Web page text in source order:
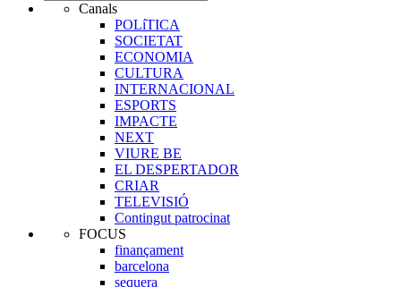
Canals
POLíTICA
SOCIETAT
ECONOMIA
CULTURA
INTERNACIONAL
ESPORTS
IMPACTE
NEXT
VIURE BE
EL DESPERTADOR
CRIAR
TELEVISIÓ
Contingut patrocinat
FOCUS
finançament
barcelona
sequera